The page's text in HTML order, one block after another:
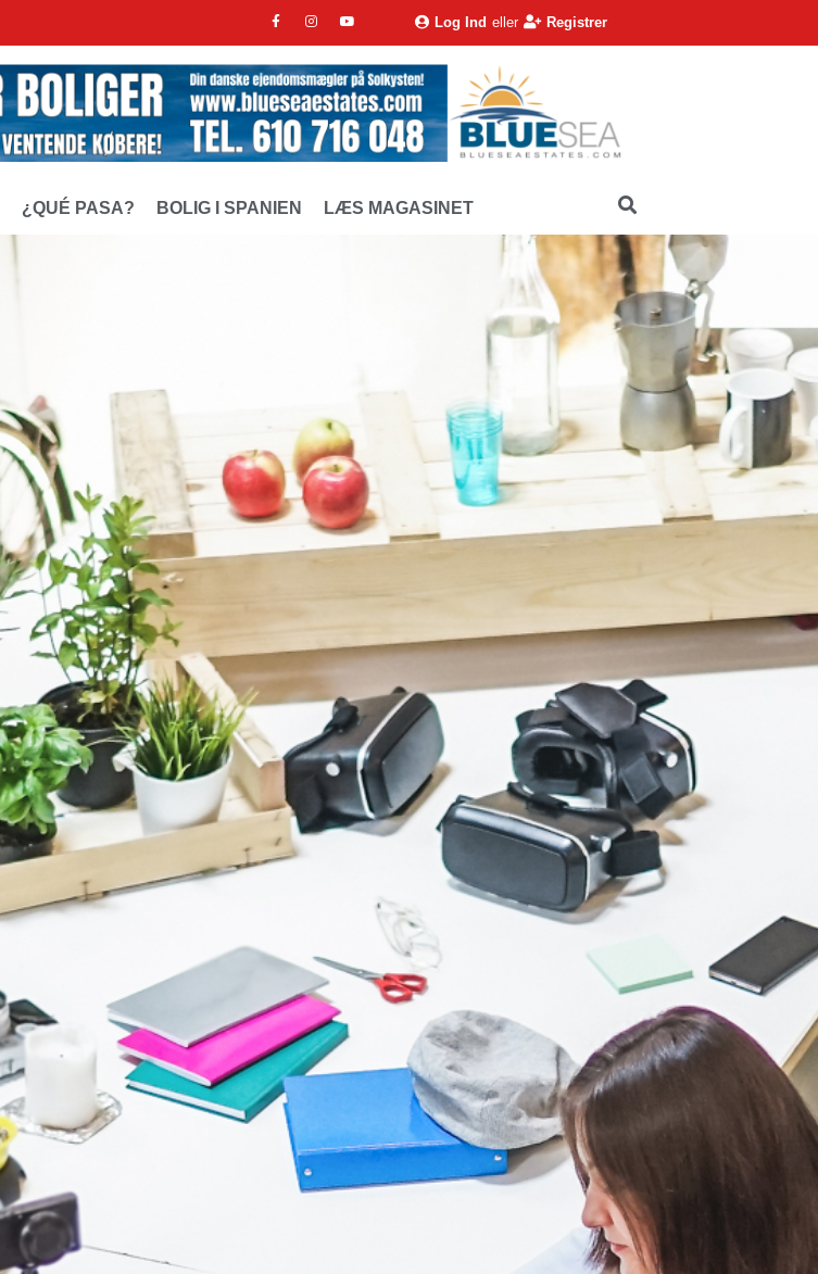
Log Ind eller Registrer
¿QUÉ PASA? BOLIG I SPANIEN LÆS MAGASINET